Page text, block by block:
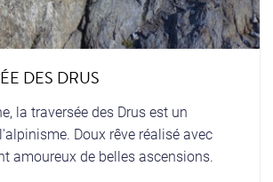
DES DRUS
la traversée des Drus est un
Doux rêve réalisé avec
amoureux de belles ascensions.